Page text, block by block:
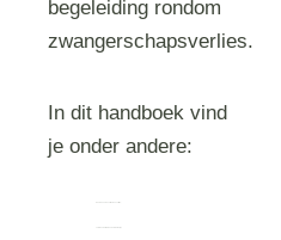
begeleiding rondom
zwangerschapsverlies.
In dit handboek vind
je onder andere: